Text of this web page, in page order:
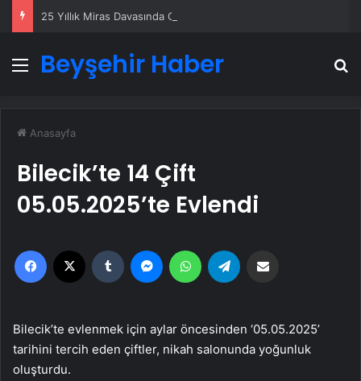
Menü
Beyşehir Haber
Anasayfa
Bilecik’te 14 Çift
05.05.2025’te Evlendi
Facebook Tumblr MessengerWhatsApp
Bilecik’te evlenmek için aylar öncesinden ‘05.05.2025’
tarihini tercih eden çiftler, nikah salonunda yoğunluk
oluşturdu.